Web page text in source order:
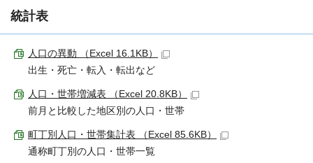
統計表
人口の異動 （Excel 16.1KB）
出生・死亡・転入・転出など
人口・世帯増減表 （Excel 20.8KB）
前月と比較した地区別の人口・世帯
町丁別人口・世帯集計表 （Excel 85.6KB）
通称町丁別の人口・世帯一覧